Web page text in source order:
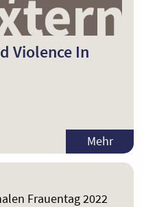
Violence In
Mehr
Frauentag 2022